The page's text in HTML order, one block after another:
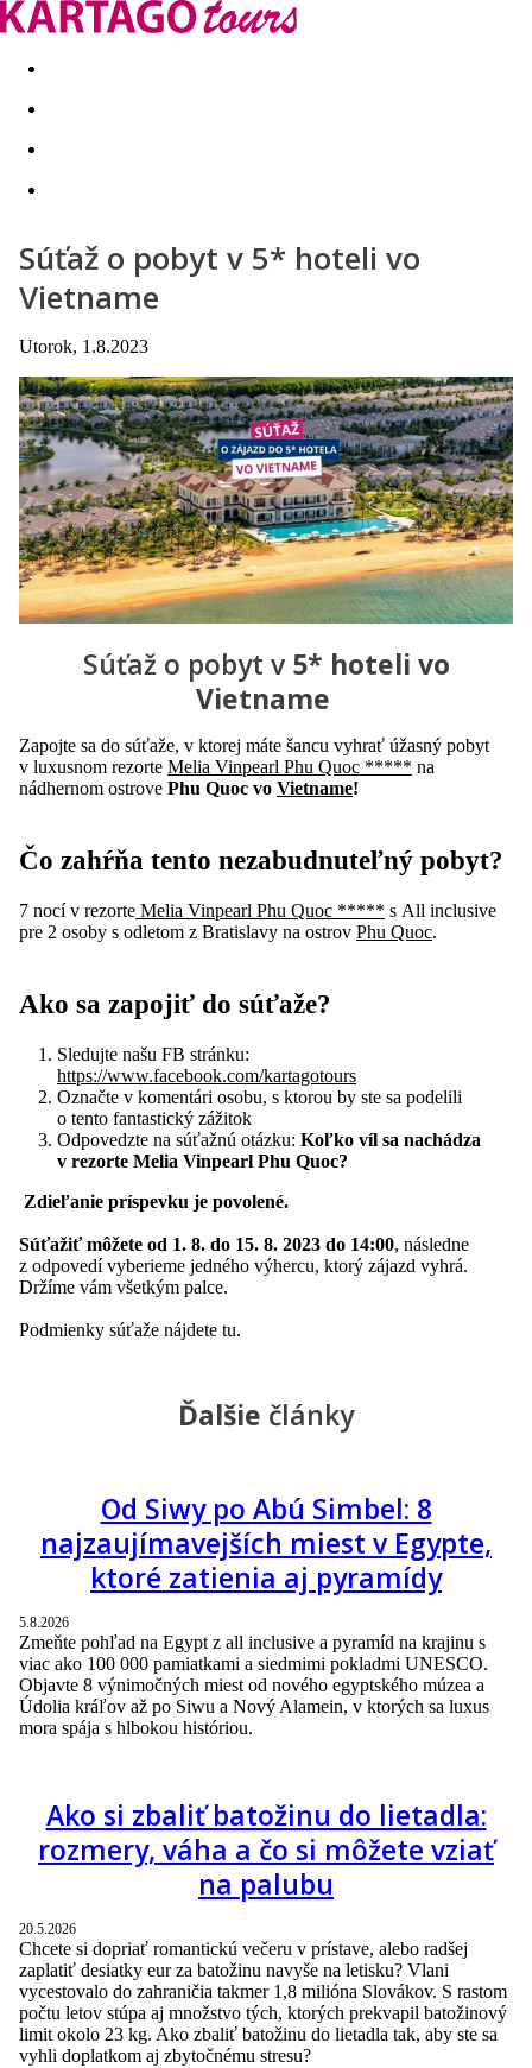
Last minute Dovolenkové kluby
Súťaž o pobyt v 5* hoteli vo
Vietname
Utorok, 1.8.2023
Súťaž o pobyt v5* hoteli vo
Vietname
Zapojte sa do súťaže, v ktorej máte šancu vyhrať úžasný pobyt
v luxusnom rezorte Melia Vinpearl Phu Quoc ***** na
nádhernom ostrove Phu Quoc vo Vietname!
Čo zahŕňa tento nezabudnuteľný pobyt?
7 nocí v rezorte Melia Vinpearl Phu Quoc ***** s All inclusive
pre 2 osoby s odletom z Bratislavy na ostrov Phu Quoc.
Ako sa zapojiť do súťaže?
Sledujte našu FB stránku:
https://www.facebook.com/kartagotours
Označte v komentári osobu, s ktorou by ste sa podelili
o tento fantastický zážitok
Odpovedzte na súťažnú otázku: Koľko víl sa nachádza
v rezorte Melia Vinpearl Phu Quoc?
Zdieľanie príspevku je povolené.
Súťažiť môžete od 1. 8. do 15. 8. 2023 do 14:00, následne
z odpovedí vyberieme jedného výhercu, ktorý zájazd vyhrá.
Držíme vám všetkým palce.
Podmienky súťaže nájdete tu.
Ďalšie články
Od Siwy po Abú Simbel: 8
najzaujímavejších miest v Egypte,
ktoré zatienia aj pyramídy
5.8.2026
Zmeňte pohľad na Egypt z all inclusive a pyramíd na krajinu s
viac ako 100 000 pamiatkami a siedmimi pokladmi UNESCO.
Objavte 8 výnimočných miest od nového egyptského múzea a
Údolia kráľov až po Siwu a Nový Alamein, v ktorých sa luxus
mora spája s hlbokou históriou.
Ako si zbaliť batožinu do lietadla:
rozmery, váha a čo si môžete vziať
na palubu
20.5.2026
Chcete si dopriať romantickú večeru v prístave, alebo radšej
zaplatiť desiatky eur za batožinu navyše na letisku? Vlani
vycestovalo do zahraničia takmer 1,8 milióna Slovákov. S rastom
počtu letov stúpa aj množstvo tých, ktorých prekvapil batožinový
limit okolo 23 kg. Ako zbaliť batožinu do lietadla tak, aby ste sa
vyhli doplatkom aj zbytočnému stresu?